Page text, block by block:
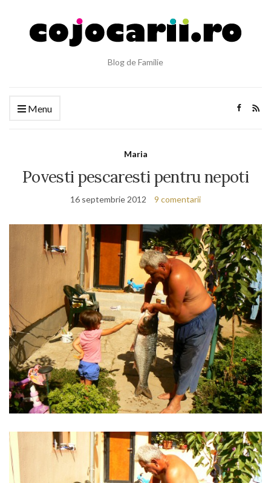
Blog de Familie
Menu
Maria
Povesti pescaresti pentru nepoti
16 septembrie 2012 9 comentarii